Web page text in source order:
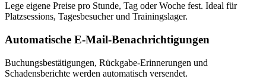
Lege eigene Preise pro Stunde, Tag oder Woche fest. Ideal für
Platzsessions, Tagesbesucher und Trainingslager.
Automatische E-Mail-Benachrichtigungen
Buchungsbestätigungen, Rückgabe-Erinnerungen und
Schadensberichte werden automatisch versendet.